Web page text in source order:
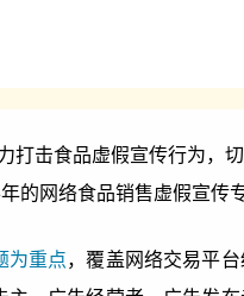
击食品虚假宣传行为，
网络食品销售虚假宣传
为重点，覆盖网络交易平